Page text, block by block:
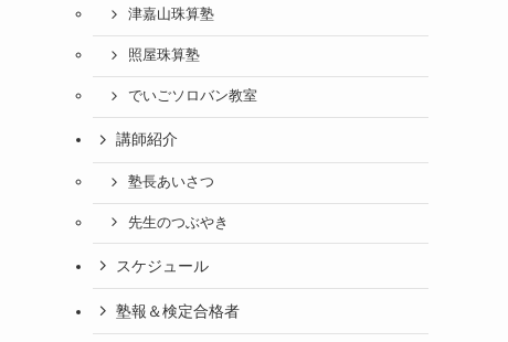
津嘉山珠算塾
照屋珠算塾
でいごソロバン教室
講師紹介
塾長あいさつ
先生のつぶやき
スケジュール
塾報＆検定合格者